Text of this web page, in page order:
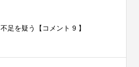
不足を疑う【コメント 9 】